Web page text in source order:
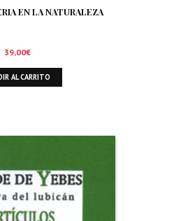
EN LA NATURALEZA
39,00€
AL CARRITO